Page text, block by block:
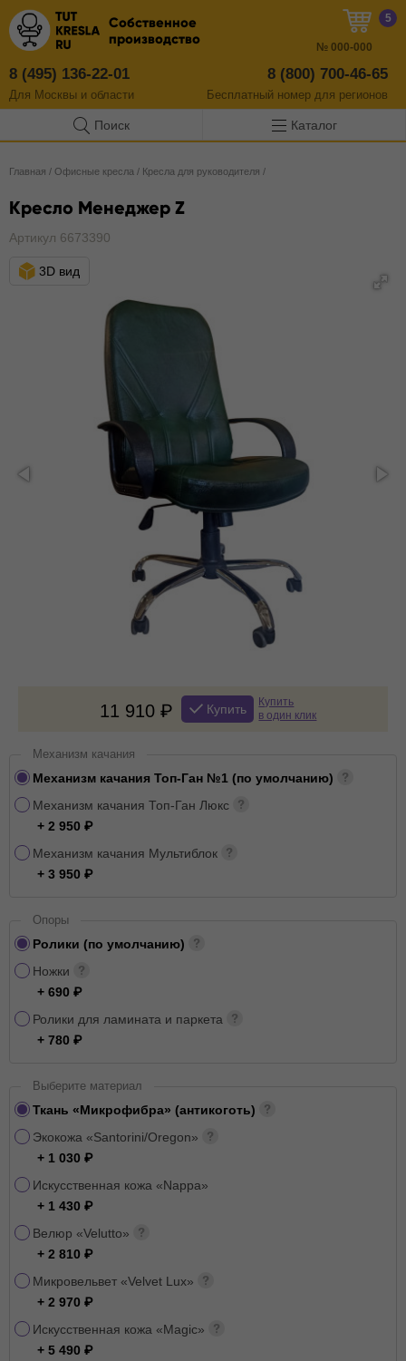
Собственное
производство
8 (495) 136-22-01
Для Москвы и области
8 (800) 700-46-65
Бесплатный номер для регионов
5
№ 000-000
Поиск Каталог
Главная / Офисные кресла / Кресла для руководителя /
Кресло Менеджер Z
Артикул 6673390
3D вид
11 910 Купить
Купить
в один клик
Механизм качания
Механизм качания Топ-Ган №1 (по умолчанию)
Механизм качания Топ-Ган Люкс
+ 2 950
Механизм качания Мультиблок
+ 3 950
Опоры
Ролики (по умолчанию)
Ножки
+ 690
Ролики для ламината и паркета
+ 780
Выберите материал
Ткань «Микрофибра» (антикоготь)
Экокожа «Santorini/Oregon»
+ 1 030
Искусственная кожа «Nappa»
+ 1 430
Велюр «Velutto»
+ 2 810
Микровельвет «Velvet Lux»
+ 2 970
Искусственная кожа «Magic»
+ 5 490